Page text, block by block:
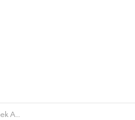
Kitalálod?